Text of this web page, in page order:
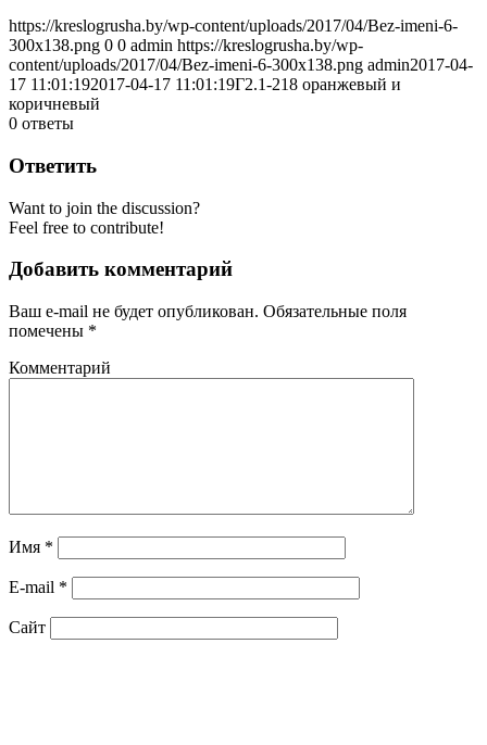
https://kreslogrusha.by/wp-content/uploads/2017/04/Bez-imeni-6-
300x138.png 0 0 admin https://kreslogrusha.by/wp-
content/uploads/2017/04/Bez-imeni-6-300x138.png admin2017-04-
17 11:01:192017-04-17 11:01:19Г2.1-218 оранжевый и
коричневый
0 ответы
Ответить
Want to join the discussion?
Feel free to contribute!
Добавить комментарий
Ваш e-mail не будет опубликован. Обязательные поля
помечены *
Комментарий
Имя *
E-mail *
Сайт